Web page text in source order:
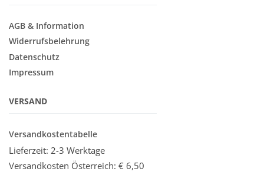
AGB & Information
Widerrufsbelehrung
Datenschutz
Impressum
VERSAND
Versandkostentabelle
Lieferzeit: 2-3 Werktage
Versandkosten Österreich: € 6,50